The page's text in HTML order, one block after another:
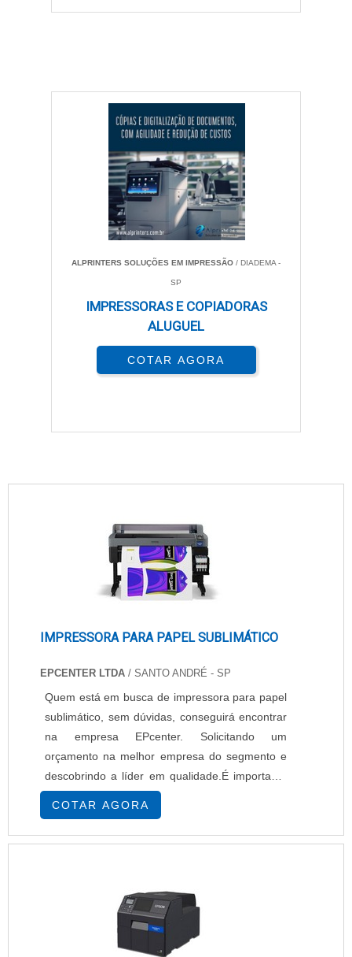
ALPRINTERS SOLUÇÕES EM IMPRESSÃO / DIADEMA -
SP
IMPRESSORAS E COPIADORAS
ALUGUEL
COTAR AGORA
IMPRESSORA PARA PAPEL SUBLIMÁTICO
EPCENTER LTDA / SANTO ANDRÉ - SP
Quem está em busca de impressora para papel
sublimático, sem dúvidas, conseguirá encontrar
na empresa EPcenter. Solicitando um
orçamento na melhor empresa do segmento e
descobrindo a líder em qualidade.É importante
lembrar que o produto deve sempre ser
adquirido com empresas especializadas no
segmento. Esse tipo de cuidado ajuda a garantir
COTAR AGORA